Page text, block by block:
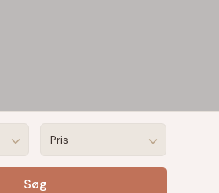
Pris
Søg